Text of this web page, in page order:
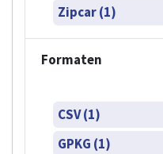
Zipcar (1)
Formaten
CSV (1)
GPKG (1)